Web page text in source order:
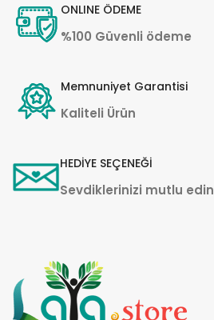
ONLINE ÖDEME
%100 Güvenli ödeme
Memnuniyet Garantisi
Kaliteli Ürün
HEDİYE SEÇENEĞİ
Sevdiklerinizi mutlu edin